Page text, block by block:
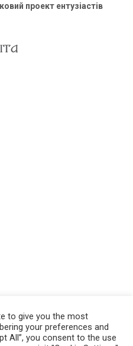
проект ентузіастів
to give you the most
your preferences and
All”, you consent to the use